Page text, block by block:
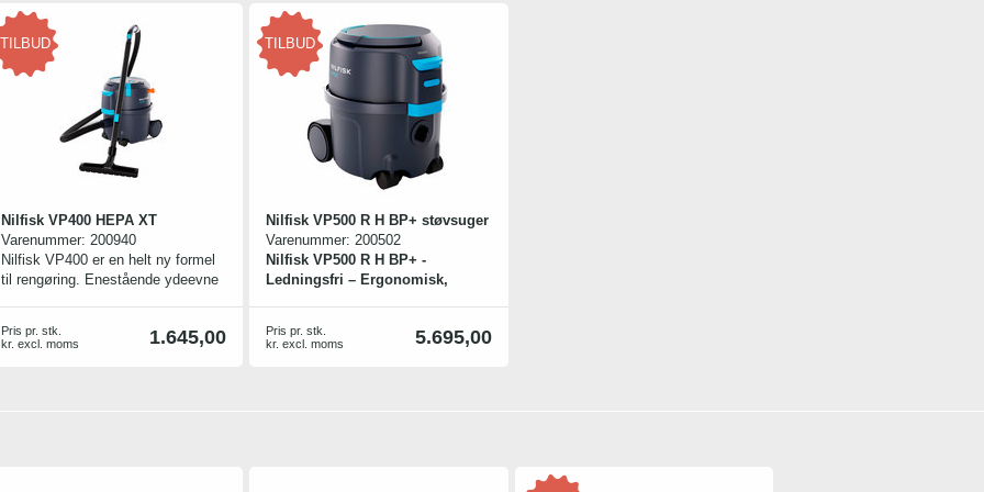
TILBUD
Nilfisk VP400 HEPA XT
Varenummer: 200940
Nilfisk VP400 er en helt ny formel
til rengøring. Enestående ydeevne
produktivitet. Et holdbart1.645,00
Pris pr. stk.
kr. excl. moms
TILBUD
Nilfisk VP500 R H BP+ støvsuger
Varenummer: 200502
Nilfisk VP500 R H BP+ -
Ledningsfri – Ergonomisk,
Oplev en ny standard for fleksibel
5.695,00
Pris pr. stk.
kr. excl. moms